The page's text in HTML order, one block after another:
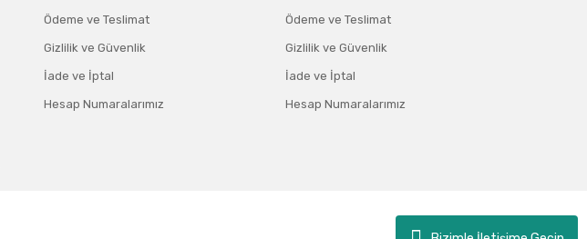
Ödeme ve Teslimat
Gizlilik ve Güvenlik
İade ve İptal
Hesap Numaralarımız
Ödeme ve Teslimat
Gizlilik ve Güvenlik
İade ve İptal
Hesap Numaralarımız